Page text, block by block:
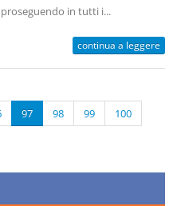
in tutti i...
continua a leggere
97 98 99
100